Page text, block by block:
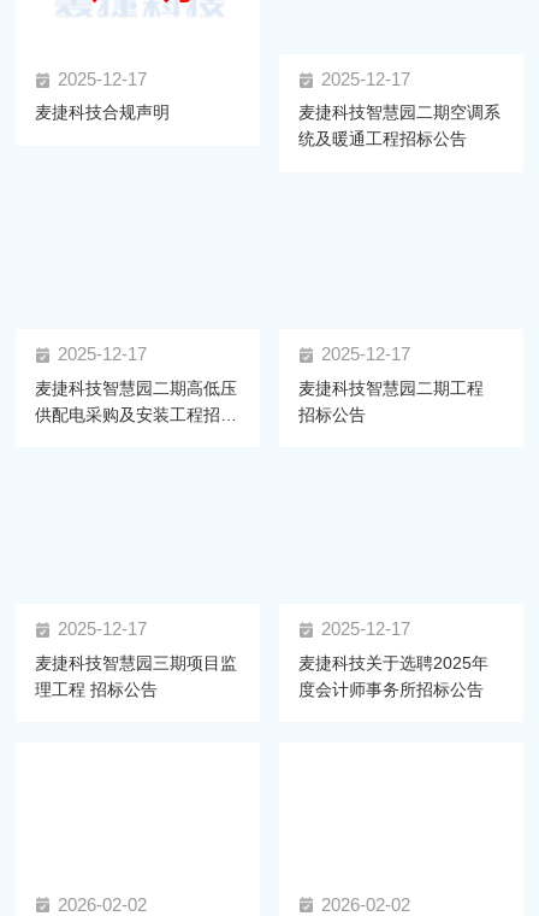
2025-12-17
麦捷科技合规声明
2025-12-17
麦捷科技智慧园二期空调系
统及暖通工程招标公告
2025-12-17
麦捷科技智慧园二期高低压
供配电采购及安装工程招标
2025-12-17
麦捷科技智慧园二期工程
招标公告
2025-12-17
麦捷科技智慧园三期项目监
理工程 招标公告
2025-12-17
麦捷科技关于选聘2025年
度会计师事务所招标公告
2026-02-02 2026-02-02